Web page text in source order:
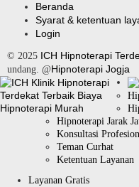
Beranda
Syarat & ketentuan
Login
© 2025 ICH Hipnoterapi
undang. @Hipnoterapi Jogja
Hipnoterapi Jarak
Konsultasi
Teman Curhat
Ketentuan Layanan
Layanan Gratis